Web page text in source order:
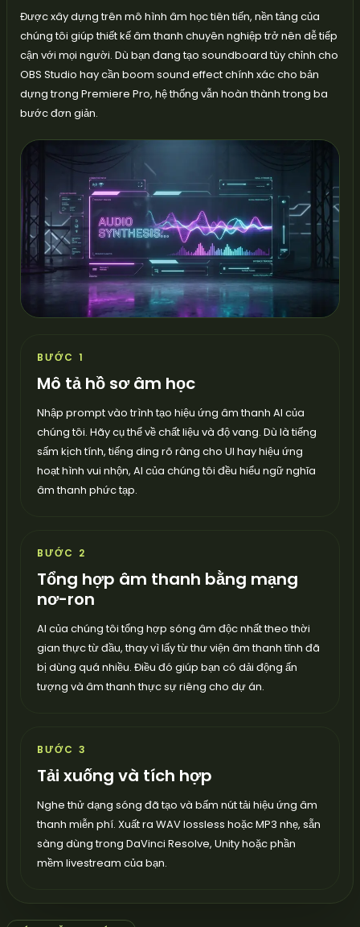
Được xây dựng trên mô hình âm học tiên tiến, nền tảng của
chúng tôi giúp thiết kế âm thanh chuyên nghiệp trở nên dễ tiếp
cận với mọi người. Dù bạn đang tạo soundboard tùy chỉnh cho
OBS Studio hay cần boom sound effect chính xác cho bản
dựng trong Premiere Pro, hệ thống vẫn hoàn thành trong ba
bước đơn giản.
BƯỚC 1
Mô tả hồ sơ âm học
Nhập prompt vào trình tạo hiệu ứng âm thanh AI của
chúng tôi. Hãy cụ thể về chất liệu và độ vang. Dù là tiếng
sấm kịch tính, tiếng ding rõ ràng cho UI hay hiệu ứng
hoạt hình vui nhộn, AI của chúng tôi đều hiểu ngữ nghĩa
âm thanh phức tạp.
BƯỚC 2
Tổng hợp âm thanh bằng mạng
nơ-ron
AI của chúng tôi tổng hợp sóng âm độc nhất theo thời
gian thực từ đầu, thay vì lấy từ thư viện âm thanh tĩnh đã
bị dùng quá nhiều. Điều đó giúp bạn có dải động ấn
tượng và âm thanh thực sự riêng cho dự án.
BƯỚC 3
Tải xuống và tích hợp
Nghe thử dạng sóng đã tạo và bấm nút tải hiệu ứng âm
thanh miễn phí. Xuất ra WAV lossless hoặc MP3 nhẹ, sẵn
sàng dùng trong DaVinci Resolve, Unity hoặc phần
mềm livestream của bạn.